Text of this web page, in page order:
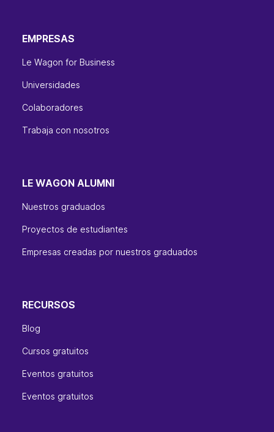
EMPRESAS
Le Wagon for Business
Universidades
Colaboradores
Trabaja con nosotros
LE WAGON ALUMNI
Nuestros graduados
Proyectos de estudiantes
Empresas creadas por nuestros graduados
RECURSOS
Blog
Cursos gratuitos
Eventos gratuitos
Eventos gratuitos